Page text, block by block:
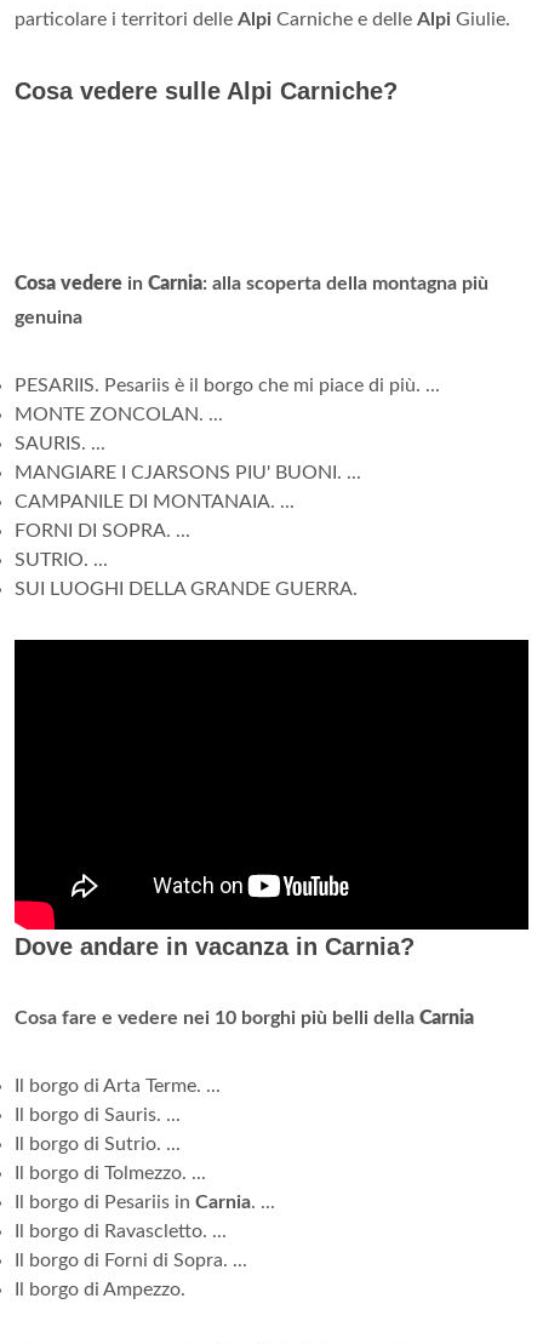
particolare i territori delle Alpi Carniche e delle Alpi Giulie.
Cosa vedere sulle Alpi Carniche?
Cosa vedere in Carnia: alla scoperta della montagna più
genuina
PESARIIS. Pesariis è il borgo che mi piace di più. ...
MONTE ZONCOLAN. ...
SAURIS. ...
MANGIARE I CJARSONS PIU' BUONI. ...
CAMPANILE DI MONTANAIA. ...
FORNI DI SOPRA. ...
SUTRIO. ...
SUI LUOGHI DELLA GRANDE GUERRA.
Dove andare in vacanza in Carnia?
Cosa fare e vedere nei 10 borghi più belli della Carnia
Il borgo di Arta Terme. ...
Il borgo di Sauris. ...
Il borgo di Sutrio. ...
Il borgo di Tolmezzo. ...
Il borgo di Pesariis in Carnia. ...
Il borgo di Ravascletto. ...
Il borgo di Forni di Sopra. ...
Il borgo di Ampezzo.